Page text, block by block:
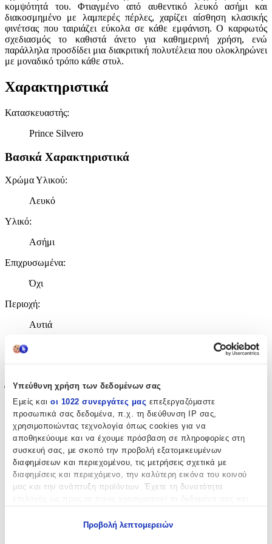
Υπεύθυνη χρήση των δεδομένων σας
Εμείς και οι 1022 συνεργάτες μας επεξεργαζόμαστε
προσωπικά σας δεδομένα, π.χ. τη διεύθυνση IP σας,
χρησιμοποιώντας τεχνολογία όπως cookies για να
αποθηκεύουμε και να έχουμε πρόσβαση σε πληροφορίες στη
συσκευή σας, με σκοπό την προβολή εξατομικευμένων
διαφημίσεων και περιεχομένου, τις μετρήσεις σχετικά με
διαφημίσεις και περιεχόμενο, την καλύτερη εικόνα του κοινού
μας και την ανάπτυξη προϊόντων. Έχετε τη δυνατότητα
Προβολή λεπτομερειών
κομψότητά του. Φτιαγμένο από αυθεντικό λευκό ασήμι και
διακοσμημένο με λαμπερές πέρλες, χαρίζει αίσθηση κλασικής
φινέτσας που ταιριάζει εύκολα σε κάθε εμφάνιση. Ο καρφωτός
σχεδιασμός το καθιστά άνετο για καθημερινή χρήση, ενώ
παράλληλα προσδίδει μια διακριτική πολυτέλεια που ολοκληρώνει
με μοναδικό τρόπο κάθε στυλ.
Χαρακτηριστικά
Κατασκευαστής:
Prince Silvero
Βασικά Χαρακτηριστικά
Χρώμα Υλικού:
Λευκό
Υλικό:
Ασήμι
Επιχρυσωμένα:
Όχι
Περιοχή:
Αυτιά
Σετ:
Όχι
Έξτρα Χαρακτηριστικά
Piercing:
Όχι
Νυφικά:
Όχι